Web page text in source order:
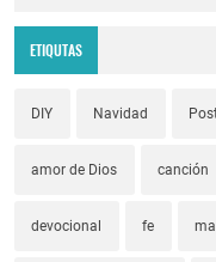
ETIQUTAS
DIY Navidad
amor de Dios canción
devocional fe